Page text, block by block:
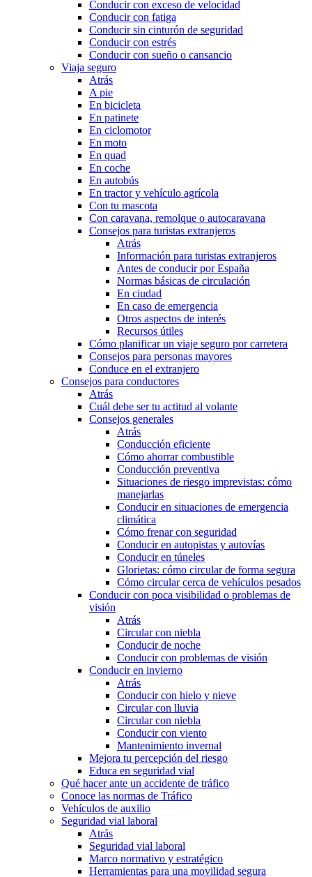
Conducir con exceso de velocidad
Conducir con fatiga
Conducir sin cinturón de seguridad
Conducir con estrés
Conducir con sueño o cansancio
Viaja seguro
Atrás
A pie
En bicicleta
En patinete
En ciclomotor
En moto
En quad
En coche
En autobús
En tractor y vehículo agrícola
Con tu mascota
Con caravana, remolque o autocaravana
Consejos para turistas extranjeros
Atrás
Información para turistas extranjeros
Antes de conducir por España
Normas básicas de circulación
En ciudad
En caso de emergencia
Otros aspectos de interés
Recursos útiles
Cómo planificar un viaje seguro por carretera
Consejos para personas mayores
Conduce en el extranjero
Consejos para conductores
Atrás
Cuál debe ser tu actitud al volante
Consejos generales
Atrás
Conducción eficiente
Cómo ahorrar combustible
Conducción preventiva
Situaciones de riesgo imprevistas: cómo
manejarlas
Conducir en situaciones de emergencia
climática
Cómo frenar con seguridad
Conducir en autopistas y autovías
Conducir en túneles
Glorietas: cómo circular de forma segura
Cómo circular cerca de vehículos pesados
Conducir con poca visibilidad o problemas de
visión
Atrás
Circular con niebla
Conducir de noche
Conducir con problemas de visión
Conducir en invierno
Atrás
Conducir con hielo y nieve
Circular con lluvia
Circular con niebla
Conducir con viento
Mantenimiento invernal
Mejora tu percepción del riesgo
Educa en seguridad vial
Qué hacer ante un accidente de tráfico
Conoce las normas de Tráfico
Vehículos de auxilio
Seguridad vial laboral
Atrás
Seguridad vial laboral
Marco normativo y estratégico
Herramientas para una movilidad segura